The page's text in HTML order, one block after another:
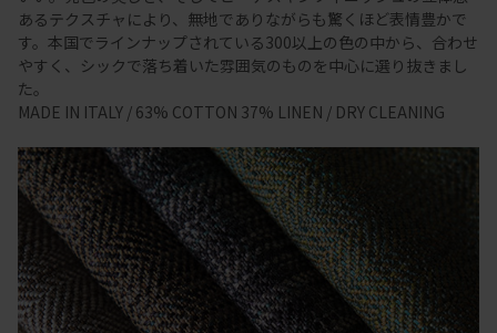
あるテクスチャにより、無地でありながらも驚くほど表情豊かで
す。本国でラインナップされている300以上の色の中から、合わせ
やすく、シックで落ち着いた雰囲気のものを中心に選り抜きまし
た。
MADE IN ITALY / 63% COTTON 37% LINEN / DRY CLEANING